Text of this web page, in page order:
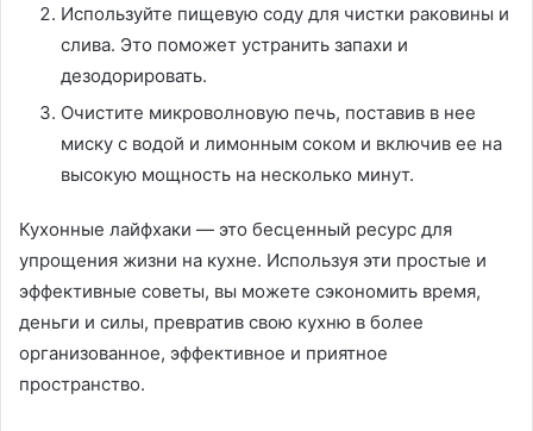
Используйте пищевую соду для чистки раковины и
слива. Это поможет устранить запахи и
дезодорировать.
Очистите микроволновую печь, поставив в нее
миску с водой и лимонным соком и включив ее на
высокую мощность на несколько минут.
Кухонные лайфхаки — это бесценный ресурс для
упрощения жизни на кухне. Используя эти простые и
эффективные советы, вы можете сэкономить время,
деньги и силы, превратив свою кухню в более
организованное, эффективное и приятное
пространство.